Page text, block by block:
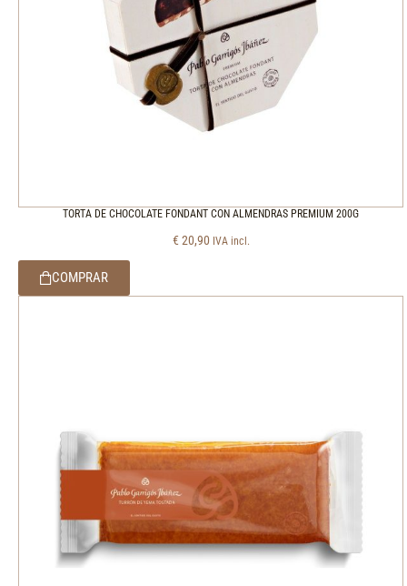
TORTA DE CHOCOLATE FONDANT CON ALMENDRAS PREMIUM 200G
€ 20,90 IVA incl.
COMPRAR